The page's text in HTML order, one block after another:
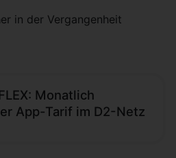
in der Vergangenheit
Monatlich
App-Tarif im D2-Netz